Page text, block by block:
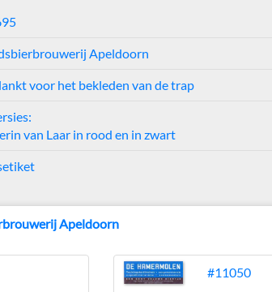
Apeldoorn
voor het bekleden van de trap
van Laar in rood en in zwart
Apeldoorn
#11050